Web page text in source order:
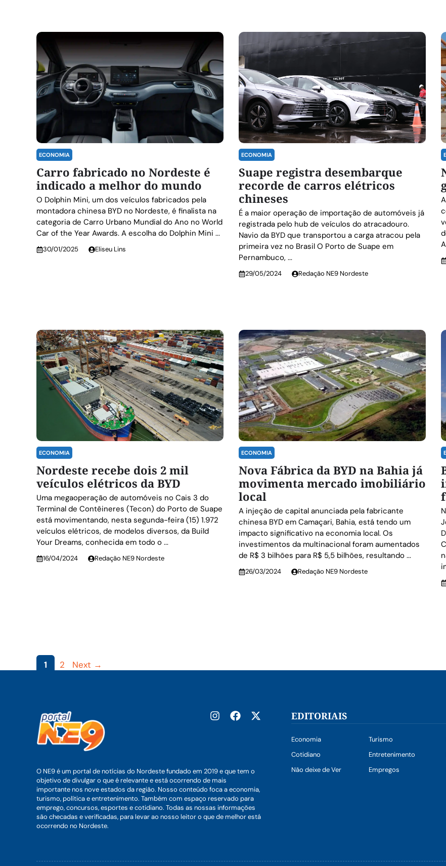
ECONOMIA
Carro fabricado no Nordeste é
indicado a melhor do mundo
O Dolphin Mini, um dos veículos fabricados pela
montadora chinesa BYD no Nordeste, é finalista na
categoria de Carro Urbano Mundial do Ano no World
Car of the Year Awards. A escolha do Dolphin Mini ...
30/01/2025 Eliseu Lins
ECONOMIA
Suape registra desembarque
recorde de carros elétricos
chineses
É a maior operação de importação de automóveis já
registrada pelo hub de veículos do atracadouro.
Navio da BYD que transportou a carga atracou pela
primeira vez no Brasil O Porto de Suape em
Pernambuco, ...
29/05/2024 Redação NE9 Nordeste
ECONOMIA
Nordeste recebe dois 2 mil
veículos elétricos da BYD
Uma megaoperação de automóveis no Cais 3 do
Terminal de Contêineres (Tecon) do Porto de Suape
está movimentando, nesta segunda-feira (15) 1.972
veículos elétricos, de modelos diversos, da Build
Your Dreams, conhecida em todo o ...
16/04/2024 Redação NE9 Nordeste
ECONOMIA
Nova Fábrica da BYD na Bahia já
movimenta mercado imobiliário
local
A injeção de capital anunciada pela fabricante
chinesa BYD em Camaçari, Bahia, está tendo um
impacto significativo na economia local. Os
investimentos da multinacional foram aumentados
de R$ 3 bilhões para R$ 5,5 bilhões, resultando ...
26/03/2024 Redação NE9 Nordeste
Page
1 Page
2 Next →
O NE9 é um portal de notícias do Nordeste fundado em 2019 e que tem o
objetivo de divulgar o que é relevante e está ocorrendo de mais
importante nos nove estados da região. Nosso conteúdo foca a economia,
turismo, política e entretenimento. Também com espaço reservado para
emprego, concursos, esportes e cotidiano. Todas as nossas informações
são checadas e verificadas, para levar ao nosso leitor o que de melhor está
ocorrendo no Nordeste.
EDITORIAIS
Economia Turismo
Cotidiano
Entretenimento
Não deixe de Ver
Empregos